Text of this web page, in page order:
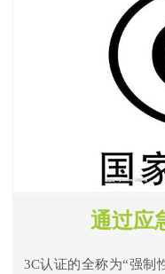
通过应
3C认证的全称为“强制